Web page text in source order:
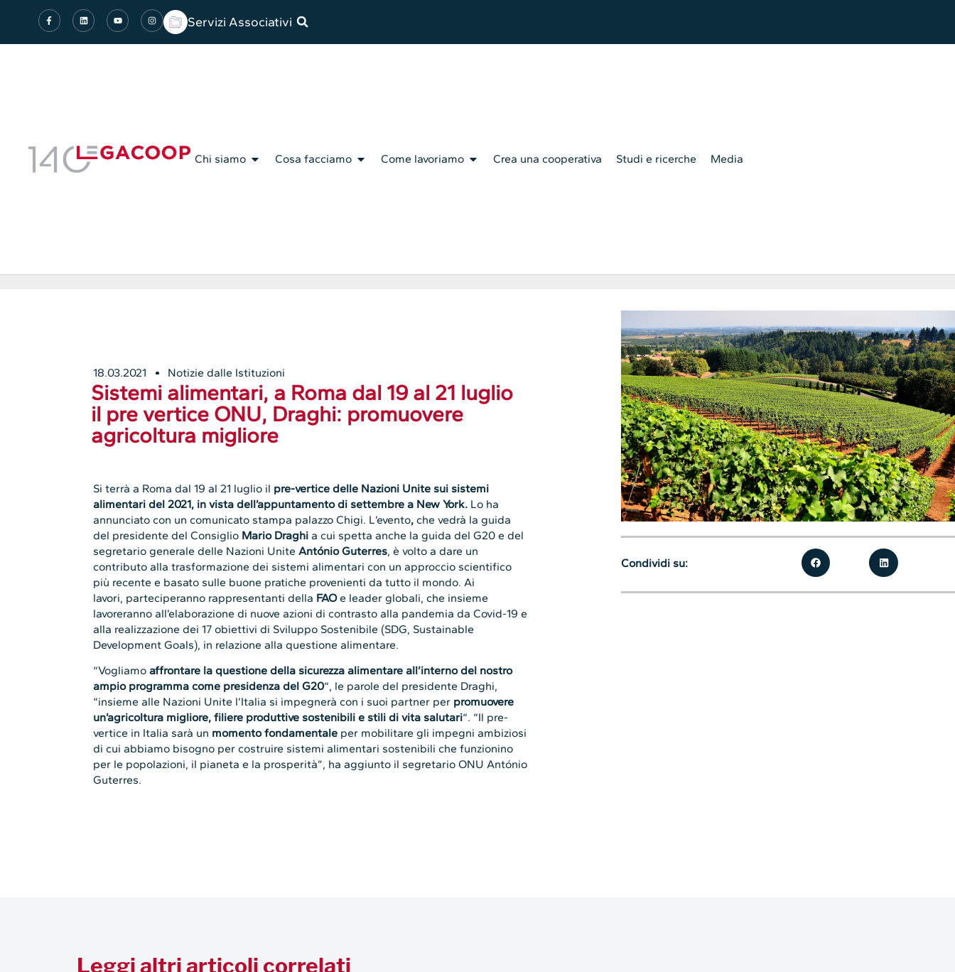
Servizi Associativi
Chi siamo Cosa facciamo Come lavoriamo Crea una cooperativa Studi e ricerche Media
18.03.2021 Notizie dalle Istituzioni
Sistemi alimentari, a Roma dal 19 al 21 luglio
il pre vertice ONU, Draghi: promuovere
agricoltura migliore
Si terrà a Roma dal 19 al 21 luglio il pre-vertice delle Nazioni Unite sui sistemi
alimentari del 2021, in vista dell’appuntamento di settembre a New York. Lo ha
annunciato con un comunicato stampa palazzo Chigi. L’evento,che vedrà la guida
del presidente del Consiglio Mario Draghi a cui spetta anche la guida del G20 e del
segretario generale delle Nazioni UniteAntónio Guterres, è volto a dare un
contributo alla trasformazione dei sistemi alimentari con un approccio scientifico
più recente e basato sulle buone pratiche provenienti da tutto il mondo. Ai
lavori, parteciperanno rappresentanti della FAOe leader globali, che insieme
lavoreranno all’elaborazione di nuove azioni di contrasto alla pandemia da Covid-19 e
alla realizzazione dei 17 obiettivi di Sviluppo Sostenibile (SDG, Sustainable
Development Goals), in relazione alla questione alimentare.
“Vogliamoaffrontare la questione della sicurezza alimentare all’interno del nostro
ampio programma come presidenza del G20“, le parole del presidente Draghi,
“insieme alle Nazioni Unite l’Italia si impegnerà con i suoi partner per promuovere
un’agricoltura migliore, filiere produttive sostenibili e stili di vita salutari“. “Il pre-
vertice in Italia sarà un momento fondamentale per mobilitare gli impegni ambiziosi
di cui abbiamo bisogno per costruire sistemi alimentari sostenibili che funzionino
per le popolazioni, il pianeta e la prosperità”, ha aggiunto il segretario ONU António
Guterres.
Condividi su:
Leggi altri articoli correlati